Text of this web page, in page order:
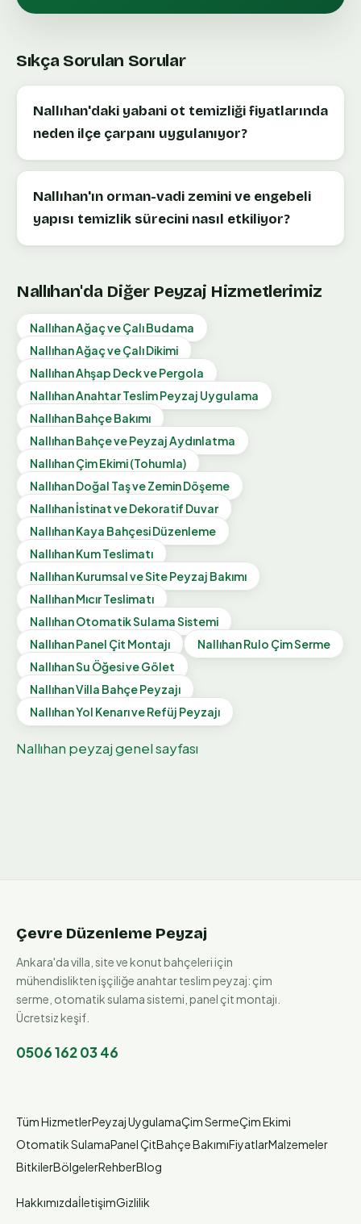
Sıkça Sorulan Sorular
Nallıhan'daki yabani ot temizliği fiyatlarında
neden ilçe çarpanı uygulanıyor?
Nallıhan'ın orman-vadi zemini ve engebeli
yapısı temizlik sürecini nasıl etkiliyor?
Nallıhan'da Diğer Peyzaj Hizmetlerimiz
NallıhanAğaç ve Çalı Budama
NallıhanAğaç ve Çalı Dikimi
NallıhanAhşap Deck ve Pergola
NallıhanAnahtar Teslim Peyzaj Uygulama
NallıhanBahçe Bakımı
NallıhanBahçe ve Peyzaj Aydınlatma
NallıhanÇim Ekimi (Tohumla)
NallıhanDoğal Taş ve Zemin Döşeme
Nallıhanİstinat ve Dekoratif Duvar
NallıhanKaya Bahçesi Düzenleme
NallıhanKum Teslimatı
NallıhanKurumsal ve Site Peyzaj Bakımı
NallıhanMıcır Teslimatı
NallıhanOtomatik Sulama Sistemi
NallıhanPanel Çit Montajı NallıhanRulo Çim Serme
NallıhanSu Öğesi ve Gölet
NallıhanVilla Bahçe Peyzajı
NallıhanYol Kenarı ve Refüj Peyzajı
Nallıhan peyzaj genel sayfası
Çevre Düzenleme Peyzaj
Ankara'da villa, site ve konut bahçeleri için
mühendislikten işçiliğe anahtar teslim peyzaj: çim
serme, otomatik sulama sistemi, panel çit montajı.
Ücretsiz keşif.
0506 162 03 46
Tüm HizmetlerPeyzaj UygulamaÇim SermeÇim Ekimi
Otomatik SulamaPanel ÇitBahçe BakımıFiyatlarMalzemeler
BitkilerBölgelerRehberBlog
HakkımızdaİletişimGizlilik